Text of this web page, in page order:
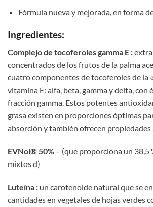
Fórmula nueva y mejorada, en forma
Ingredientes:
Complejo de tocoferoles gamma E :
concentrados de los frutos de la palma
cuatro componentes de tocoferoles de la
vitamina E: alfa, beta, gamma y delta, con
fracción gamma. Estos potentes
grasa existen en proporciones óptimas
absorción y también ofrecen
EVNol® 50% – (que proporciona un 38,5
mixtos d)
Luteína : un carotenoide natural que se
cantidades en vegetales de hojas verdes